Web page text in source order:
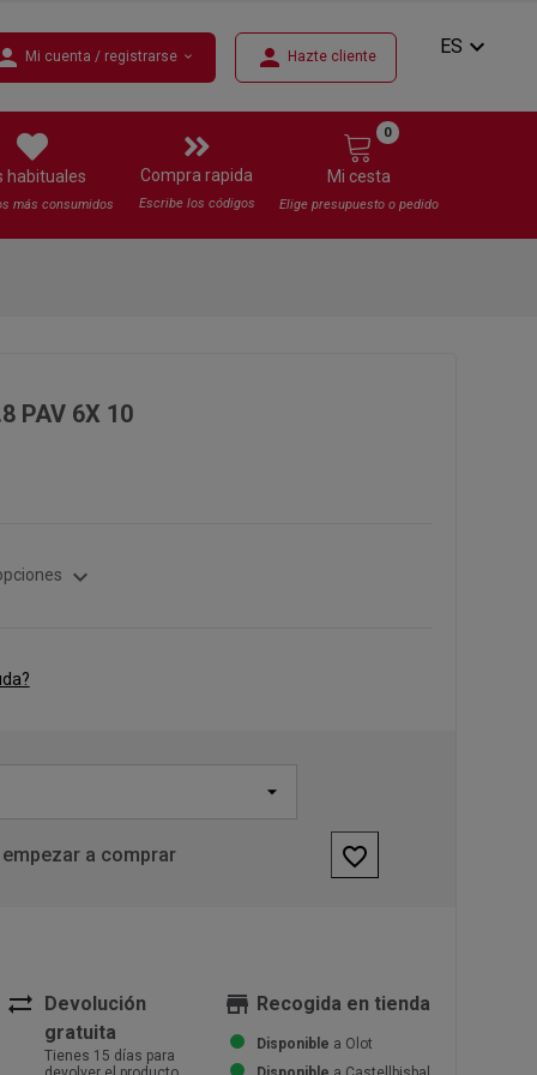
Mi cuenta / registrarse expand_more person Hazte cliente ES expand_more
habituales
más consumidos
Compra rapida
Escribe los códigos
Mi cesta
0
Elige presupuesto o pedido
PAV 6X 10
expand_more
a comprar favorite_border
sync_alt
Devolución
gratuita
Tienes 15 días para
store Recogida en tienda
Disponible a Olot